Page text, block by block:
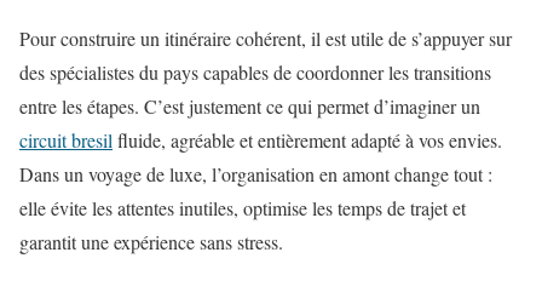
Pour construire un itinéraire cohérent, il est utile de s’appuyer sur
des spécialistes du pays capables de coordonner les transitions
entre les étapes. C’est justement ce qui permet d’imaginer un
circuit bresilfluide, agréable et entièrement adapté à vos envies.
Dans un voyage de luxe, l’organisation en amont change tout :
elle évite les attentes inutiles, optimise les temps de trajet et
garantit une expérience sans stress.